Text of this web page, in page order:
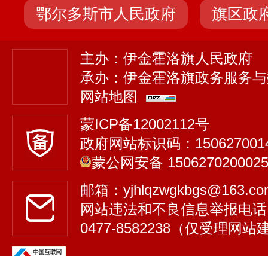
鄂尔多斯市人民政府 旗区政
主办：伊金霍洛旗人民政府
承办：伊金霍洛旗政务服务
网站地图
蒙ICP备12002112号
政府网站标识码：
蒙公网安备
邮箱：
网站违法和不良信息举报电
0477-8582238（仅受理网站